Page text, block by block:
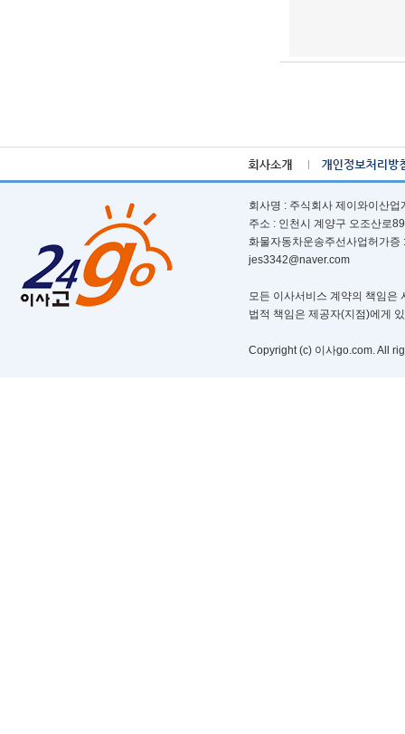
회사명 : 주식회사 제이와이산
주소 : 인천시 계양구 오조산로
화물자동차운송주선사업허가
jes3342@naver.com
모든 이사서비스 계약의 책임은
법적 책임은 제공자(지점)에게
Copyright (c) 이사go.com. All